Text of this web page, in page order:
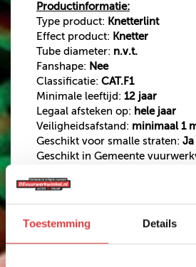
Toestemming Details
VUURWERK
BESTELLEN
VUURWERK AFHALEN
VUURWERKBONNEN
INWISSELEN
Productinformatie:
Type product: Knetterlint
Effect product: Knetter
Tube diameter: n.v.t.
Fanshape: Nee
Classificatie: CAT.F1
Minimale leeftijd: 12 jaar
Legaal afsteken op: hele jaar
Veiligheidsafstand: minimaal 1
Geschikt voor smalle straten: Ja
Geschikt in Gemeente
Importeur:
3900 BB Veenendaal
The Netherlands